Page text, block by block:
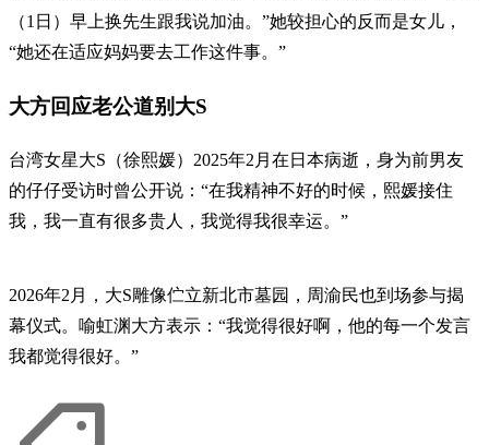
（1日）早上换先生跟我说加油。”她较担心的反而是女儿，
“她还在适应妈妈要去工作这件事。”
大方回应老公道别大S
台湾女星大S（徐熙媛）2025年2月在日本病逝，身为前男友
的仔仔受访时曾公开说：“在我精神不好的时候，熙媛接住
我，我一直有很多贵人，我觉得我很幸运。”
2026年2月，大S雕像伫立新北市墓园，周渝民也到场参与揭
幕仪式。喻虹渊大方表示：“我觉得很好啊，他的每一个发言
我都觉得很好。”